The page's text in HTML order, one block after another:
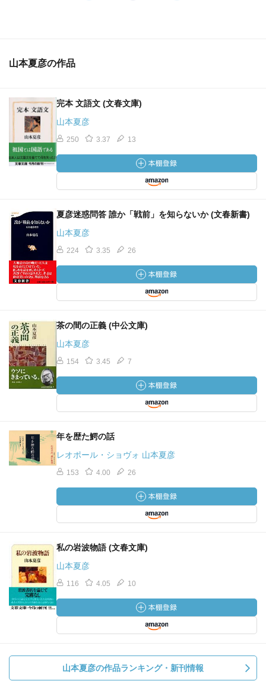
山本夏彦の作品
完本 文語文 (文春文庫)
山本夏彦
250 3.37 13
夏彦迷惑問答 誰か「戦前」を知らないか (文春新書)
山本夏彦
224 3.35 26
茶の間の正義 (中公文庫)
山本夏彦
154 3.45 7
年を歴た鰐の話
レオポール・ショヴォ 山本夏彦
153 4.00 26
私の岩波物語 (文春文庫)
山本夏彦
116 4.05 10
山本夏彦の作品ランキング・新刊情報